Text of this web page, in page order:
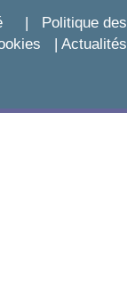
| Politique des
| Actualités